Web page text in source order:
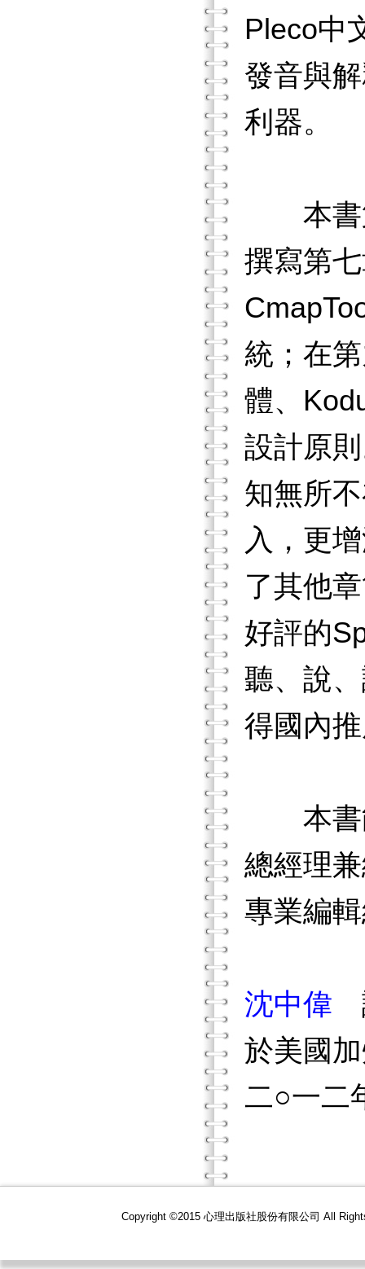
Pleco中
發音與
利器。
本書第
撰寫第
統；在
體、
設計原
知無所
入，更
了其他
好評的
聽、說
得國內
本書能
總經理
專業編
沈中偉
於美國
二○一二
Copyright ©2015 心理出版社股份有限公司 All